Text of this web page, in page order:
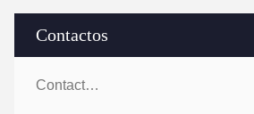
Contactos
Contactos: